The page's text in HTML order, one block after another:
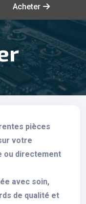
Acheter
pièces
votre
ou directement
avec soin,
de qualité et